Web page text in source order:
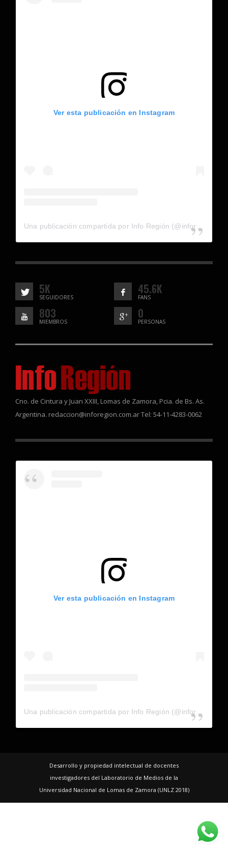
Ver esta publicación en Instagram
5K
SEGUIDORES
45.6K
FANS
803
MIEMBROS
0
PERSONAS
Cno. de Cintura y Juan XXIII, Lomas de Zamora, Pcia. de Bs. As.
Argentina. redaccion@inforegion.com.ar Tel: 54-11-4283-0062
Ver esta publicación en Instagram
Desarrollo y propiedad intelectual de docentes
investigadores del Laboratorio de Medios de la
Universidad Nacional de Lomas de Zamora (UNLZ 2018)